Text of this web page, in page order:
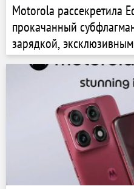
Motorola рассекретила
прокачанный
зарядкой,
телеобъективом